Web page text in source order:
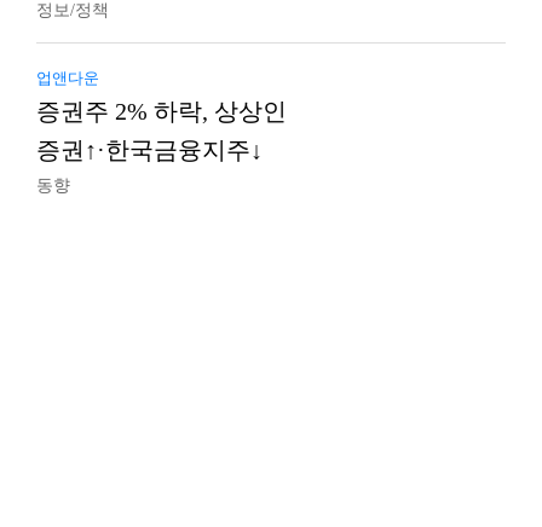
정보/정책
업앤다운
증권주 2% 하락, 상상인
증권↑·한국금융지주↓
동향